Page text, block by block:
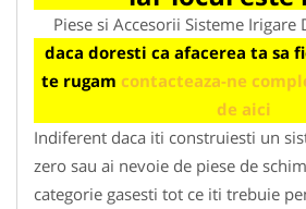
Piese si Accesorii Sisteme Irigare
daca doresti ca afacerea ta sa
te rugam contacteaza-ne
de aici
Indiferent daca iti construiesti un
zero sau ai nevoie de piese de
categorie gasesti tot ce iti trebuie